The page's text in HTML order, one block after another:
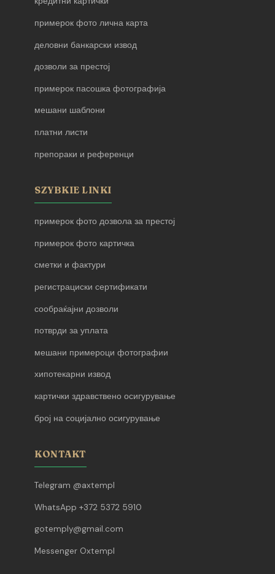
примерок фото лична карта
деловни банкарски извод
дозволи за престој
примерок пасошка фотографија
мешани шаблони
платни листи
препораки и референци
SZYBKIE LINKI
примерок фото дозвола за престој
примерок фото картичка
сметки и фактури
регистрациски сертификати
сообраќајни дозволи
потврди за уплата
мешани примероци фотографии
хипотекарни извод
картички здравствено осигурување
број на социјално осигурување
KONTAKT
Telegram @axtempl
WhatsApp +372 5372 5910
gotemply@gmail.com
Messenger Oxtempl